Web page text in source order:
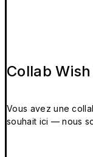
Collab
Vous avez une
souhait ici — nous